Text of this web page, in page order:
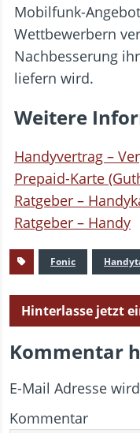
Mobilfunk-
Wettbewerbern
Nachbesserung
liefern wird.
Weitere
Handyvertrag –
Prepaid-Karte
Ratgeber –
Ratgeber – Handy
Fonic
Hinterlasse jetzt
Kommentar
E-Mail Adresse
Kommentar